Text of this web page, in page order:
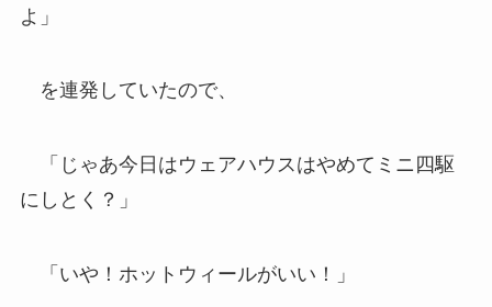
よ」
を連発していたので、
「じゃあ今日はウェアハウスはやめてミニ四駆
にしとく？」
「いや！ホットウィールがいい！」